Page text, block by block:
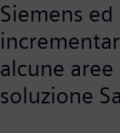
Siemens
alcune
soluzione